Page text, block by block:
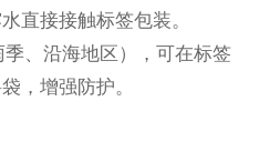
直接接触标签包装。
、沿海地区），可在标签
，增强防护。